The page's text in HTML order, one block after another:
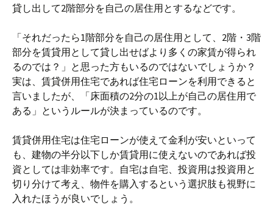
貸し出して2階部分を自己の居住用とするなどです。
「それだったら1階部分を自己の居住用として、2階・3階
部分を賃貸用として貸し出せばより多くの家賃が得られ
るのでは？」と思った方もいるのではないでしょうか？
実は、賃貸併用住宅であれば住宅ローンを利用できると
言いましたが、「床面積の2分の1以上が自己の居住用で
ある」というルールが決まっているのです。
賃貸併用住宅は住宅ローンが使えて金利が安いといって
も、建物の半分以下しか賃貸用に使えないのであれば投
資としては非効率です。自宅は自宅、投資用は投資用と
切り分けて考え、物件を購入するという選択肢も視野に
入れたほうが良いでしょう。